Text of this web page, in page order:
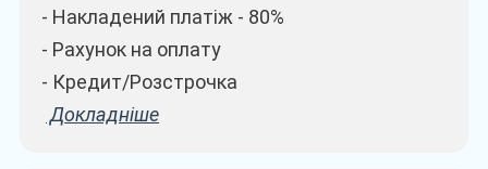
- Накладений платіж - 80%
- Рахунок на оплату
- Кредит/Розстрочка
Докладніше